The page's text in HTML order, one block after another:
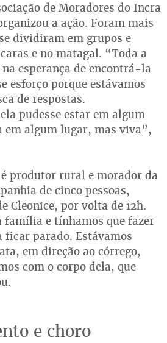
de Moradores do Incra
a ação. Foram mais
dividiram em grupos e
e no matagal. “Toda a
esperança de encontrá-la
esforço porque estávamos
de respostas.
pudesse estar em algum
algum lugar, mas viva”,
é produtor rural e morador da
de cinco pessoas,
Cleonice, por volta de 12h.
família e tínhamos que fazer
ficar parado. Estávamos
em direção ao córrego,
com o corpo dela, que
e choro